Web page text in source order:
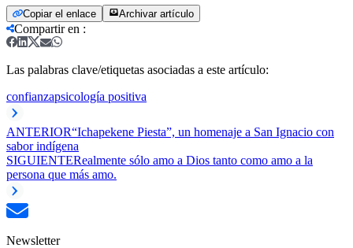
Copiar el enlace Archivar artículo
Compartir en :
Las palabras clave/etiquetas asociadas a este artículo:
confianzapsicología positiva
ANTERIOR“Ichapekene Piesta”, un homenaje a San Ignacio con
sabor indígena
SIGUIENTERealmente sólo amo a Dios tanto como amo a la
persona que más amo.
Newsletter